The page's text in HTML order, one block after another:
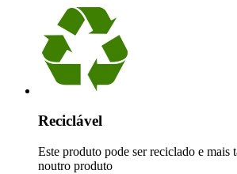
Reciclável
Este produto pode ser reciclado e mais
noutro produto